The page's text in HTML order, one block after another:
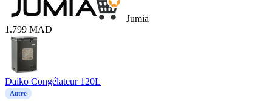
Jumia
1.799 MAD
Daiko Congélateur 120L
Autre